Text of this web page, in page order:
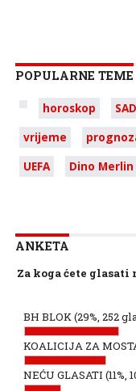
POPULARNE TEME
horoskop SAD
vrijeme
UEFA
Dino Merlin
ANKETA
Za koga ćete
BH BLOK(29%, 252
KOALICIJA ZA
NEĆU GLASATI (11%,